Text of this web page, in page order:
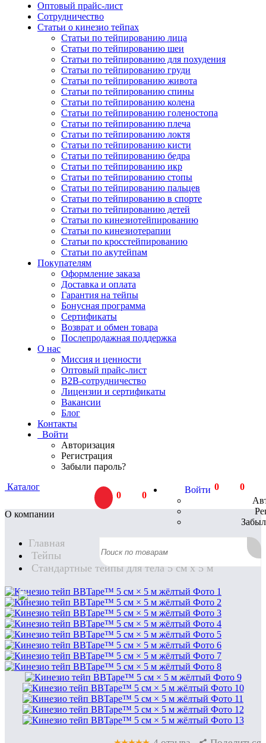
Оптовый прайс-лист
Сотрудничество
Статьи о кинезио тейпах
Статьи по тейпированию лица
Статьи по тейпированию шеи
Статьи по тейпированию для похудения
Статьи по тейпированию груди
Статьи по тейпированию живота
Статьи по тейпированию спины
Статьи по тейпированию колена
Статьи по тейпированию голеностопа
Статьи по тейпированию плеча
Статьи по тейпированию локтя
Статьи по тейпированию кисти
Статьи по тейпированию бедра
Статьи по тейпированию икр
Статьи по тейпированию стопы
Статьи по тейпированию пальцев
Статьи по тейпированию в спорте
Статьи по тейпированию детей
Статьи по кинезиотейпированию
Статьи по кинезиотерапии
Статьи по кросстейпированию
Статьи по акутейпам
Покупателям
Оформление заказа
Доставка и оплата
Гарантия на тейпы
Бонусная программа
Сертификаты
Возврат и обмен товара
Послепродажная поддержка
О нас
Миссия и ценности
Оптовый прайс-лист
В2В-сотрудничество
Лицензии и сертификаты
Вакансии
Блог
Контакты
Войти
Авторизация
Регистрация
Забыли пароль?
Войти 0 0
Каталог
0
0 Р
Главная
Тейпы
Стандартные тейпы для тела 5 см x 5 м
О компании